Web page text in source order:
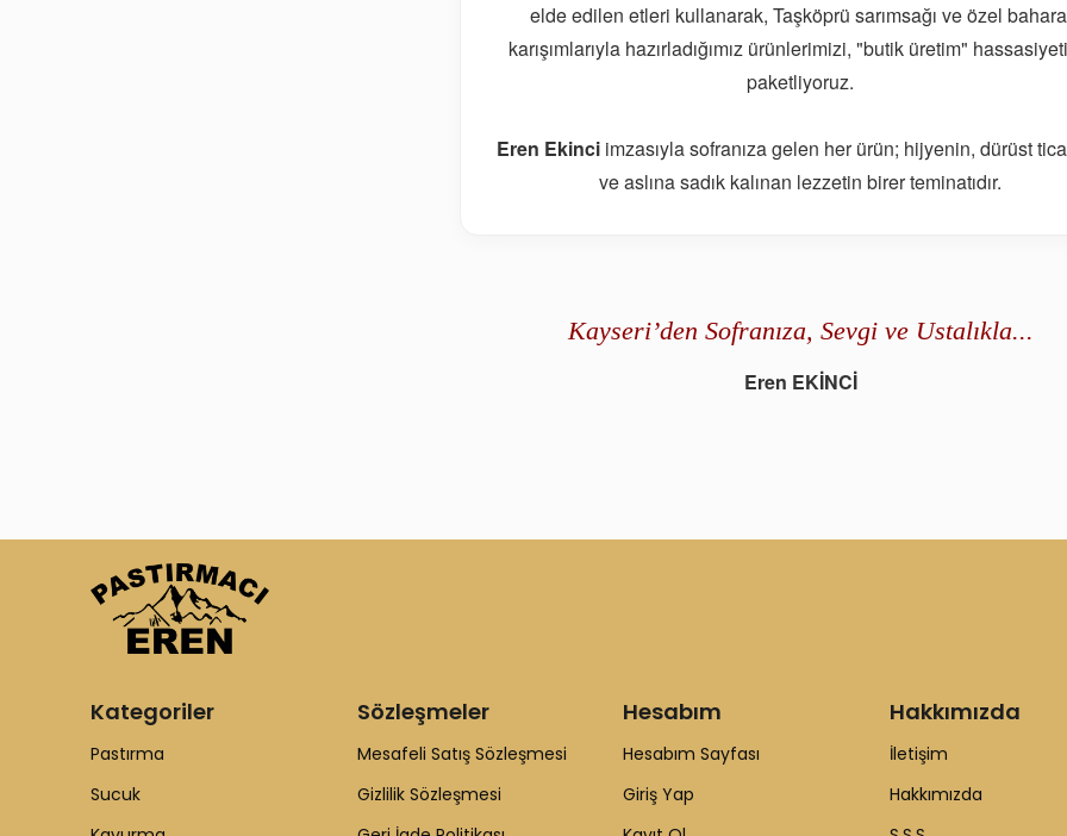
elde edilen etleri kullanarak, Taşköprü sarımsağı ve özel
karışımlarıyla hazırladığımız ürünlerimizi, "butik üretim"
paketliyoruz.
Eren Ekinci imzasıyla sofranıza gelen her ürün; hijyenin, dürüst
ve aslına sadık kalınan lezzetin birer teminatıdır.
Kayseri’den Sofranıza, Sevgi ve Ustalıkla...
Eren EKİNCİ
Kategoriler
Pastırma
Sucuk
Sözleşmeler
Mesafeli Satış Sözleşmesi
Gizlilik Sözleşmesi
Hesabım
Hesabım Sayfası
Giriş Yap
Hakkımızda
İletişim
Hakkımızda